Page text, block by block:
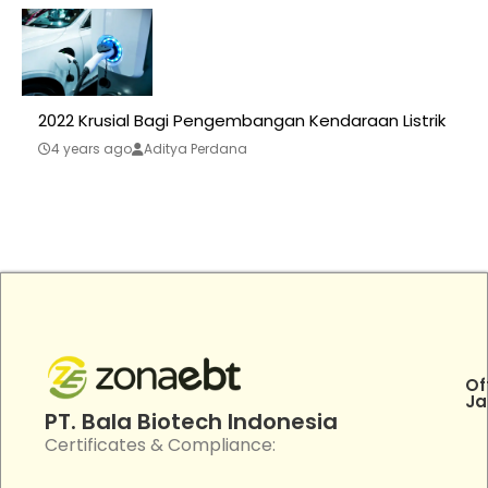
2022 Krusial Bagi Pengembangan Kendaraan Listrik
4 years ago Aditya Perdana
PT. Bala Biotech Indonesia
Certificates & Compliance: